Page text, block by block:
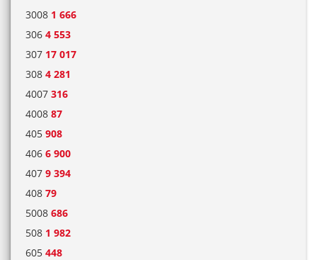
3008 1 666
306 4 553
307 17 017
308 4 281
4007 316
4008 87
405 908
406 6 900
407 9 394
408 79
5008 686
508 1 982
605 448